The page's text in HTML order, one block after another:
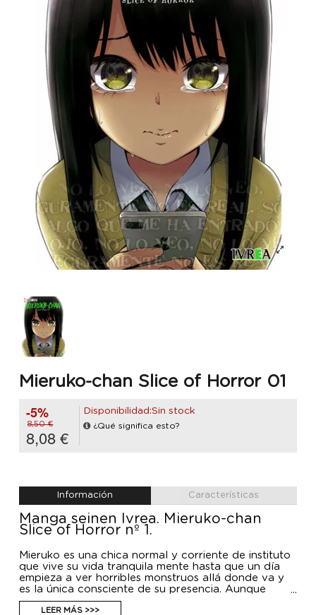
Mieruko-chan Slice of Horror 01
-5%
8,50 €
8,08 €
Disponibilidad:Sin stock
¿Qué significa esto?
Información Características
Manga seinen Ivrea. Mieruko-chan
Slice of Horror nº 1.
Mieruko es una chica normal y corriente de instituto
que vive su vida tranquila mente hasta que un día
empieza a ver horribles monstruos allá donde va y
es la única consciente de su presencia. Aunque
tenga miedo, decide que lo mejor es no hacerles
caso y continuar con su vida como si no pasara
LEER MÁS >>>